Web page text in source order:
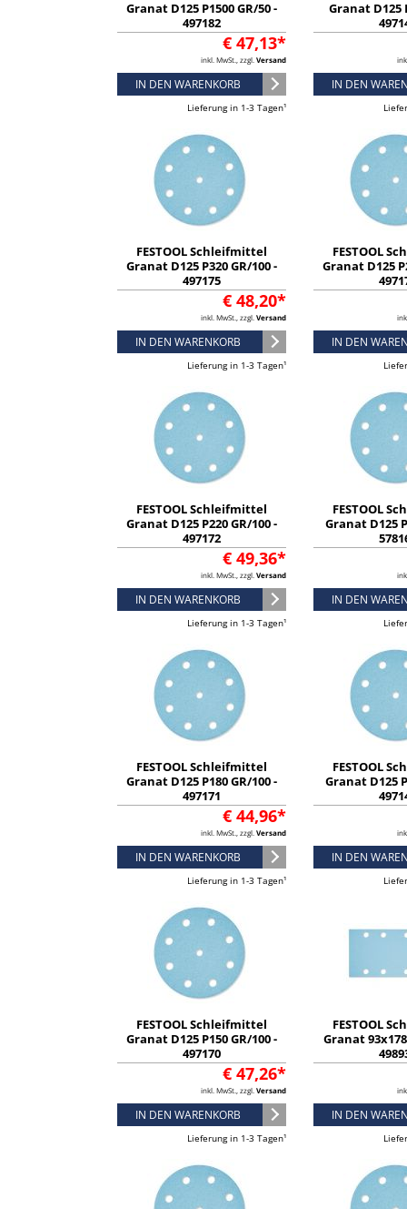
Granat D125 P1500 GR/50 -
497182
€ 47,13*
inkl. MwSt., zzgl. Versand
IN DEN WARENKORB
Lieferung in 1-3 Tagen¹
Granat D125
IN DEN
FESTOOL Schleifmittel
Granat D125 P320 GR/100 -
497175
€ 48,20*
inkl. MwSt., zzgl. Versand
IN DEN WARENKORB
Lieferung in 1-3 Tagen¹
FESTOOL
Granat D125
IN DEN
FESTOOL Schleifmittel
Granat D125 P220 GR/100 -
497172
€ 49,36*
inkl. MwSt., zzgl. Versand
IN DEN WARENKORB
Lieferung in 1-3 Tagen¹
FESTOOL
Granat D125
IN DEN
FESTOOL Schleifmittel
Granat D125 P180 GR/100 -
497171
€ 44,96*
inkl. MwSt., zzgl. Versand
IN DEN WARENKORB
Lieferung in 1-3 Tagen¹
FESTOOL
Granat D125
IN DEN
FESTOOL Schleifmittel
Granat D125 P150 GR/100 -
497170
€ 47,26*
inkl. MwSt., zzgl. Versand
IN DEN WARENKORB
Lieferung in 1-3 Tagen¹
FESTOOL
Granat 93x178
IN DEN